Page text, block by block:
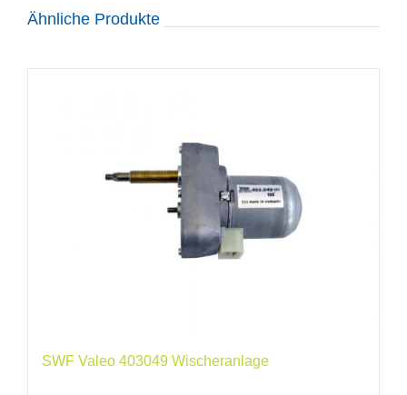
Ähnliche Produkte
SWF Valeo 403049 Wischeranlage